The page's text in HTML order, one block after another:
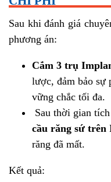
Sau khi đánh giá
phương án:
Cắm 3 trụ
lược, đảm bảo sự
vững chắc tối đa.
Sau thời gian
cầu răng sứ trên
răng đã mất.
Kết quả: